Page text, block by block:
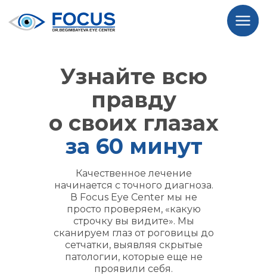
Узнайте всю
правду
о своих глазах
за 60 минут
Качественное лечение
начинается с точного диагноза.
В Focus Eye Center мы не
просто проверяем, «какую
строчку вы видите». Мы
сканируем глаз от роговицы до
сетчатки, выявляя скрытые
патологии, которые еще не
проявили себя.